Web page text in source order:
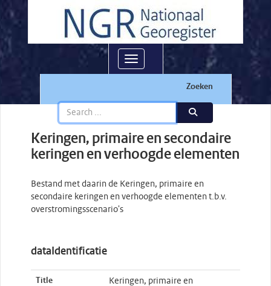
Toggle navigation
Zoeken
Keringen, primaire en secondaire
keringen en verhoogde elementen
Bestand met daarin de Keringen, primaire en
secondaire keringen en verhoogde elementen t.b.v.
overstromingsscenario's
dataIdentificatie
Title
Keringen, primaire en